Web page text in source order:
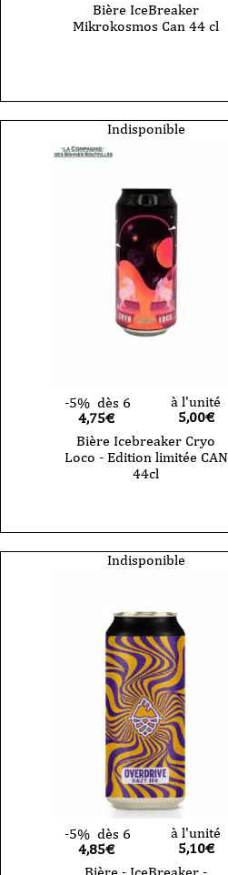
Bière IceBreaker
Mikrokosmos Can 44 cl
Indisponible
-5% dès 6
4,75€
à l'unité
5,00€
Bière Icebreaker Cryo
Loco - Edition limitée CAN
44cl
Indisponible
-5% dès 6
4,85€
à l'unité
5,10€